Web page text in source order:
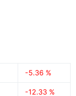
-5.36 %
-12.33 %